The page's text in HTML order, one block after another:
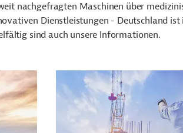
nachgefragten Maschinen über
Dienstleistungen - Deutschland
sind auch unsere Informationen.